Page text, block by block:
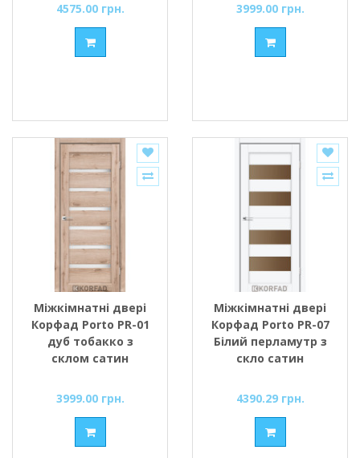
4575.00 грн. 3999.00 грн.
Міжкімнатні двері
Корфад Porto PR-01
дуб тобакко з
склом сатин
3999.00 грн.
Міжкімнатні двері
Корфад Porto PR-07
Білий перламутр з
скло сатин
4390.29 грн.